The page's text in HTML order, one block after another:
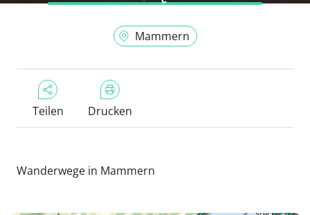
Mammern
Teilen Drucken
Wanderwege in Mammern